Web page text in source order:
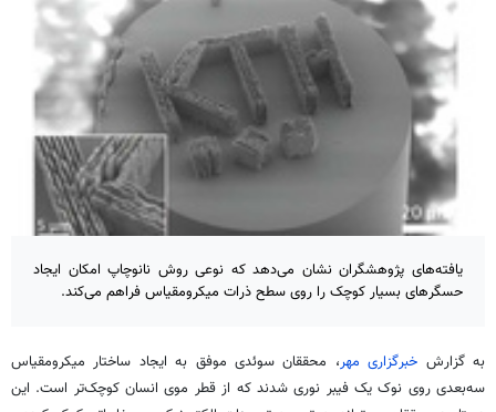
یافته‌های پژوهشگران نشان می‌دهد که نوعی روش نانوچاپ امکان ایجاد
حسگرهای بسیار کوچک را روی سطح ذرات میکرومقیاس فراهم می‌کند.
به گزارش خبرگزاری مهر، محققان سوئدی موفق به ایجاد ساختار میکرومقیاس
سه‌بعدی روی نوک یک فیبر نوری شدند که از قطر موی انسان کوچک‌تر است. این